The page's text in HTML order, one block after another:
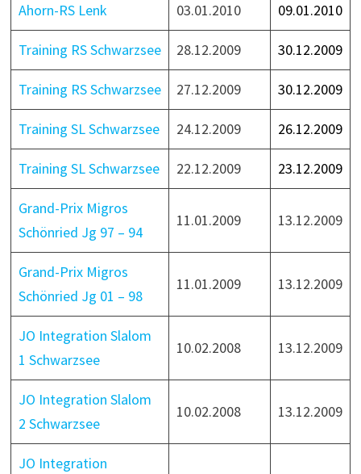
Ahorn-RS Lenk 03.01.2010 09.01.2010
Training RS Schwarzsee 28.12.2009 30.12.2009
Training RS Schwarzsee 27.12.2009 30.12.2009
Training SL Schwarzsee 24.12.2009 26.12.2009
Training SL Schwarzsee 22.12.2009 23.12.2009
Grand-Prix Migros
Schönried Jg 97 – 94
11.01.2009 13.12.2009
Grand-Prix Migros
Schönried Jg 01 – 98
11.01.2009 13.12.2009
JO Integration Slalom
1 Schwarzsee
10.02.2008 13.12.2009
JO Integration Slalom
2 Schwarzsee
10.02.2008 13.12.2009
JO Integration